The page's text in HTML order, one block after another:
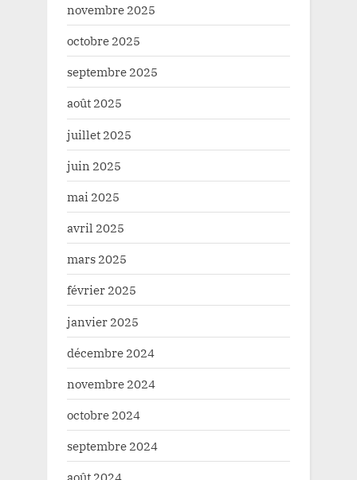
novembre 2025
octobre 2025
septembre 2025
août 2025
juillet 2025
juin 2025
mai 2025
avril 2025
mars 2025
février 2025
janvier 2025
décembre 2024
novembre 2024
octobre 2024
septembre 2024